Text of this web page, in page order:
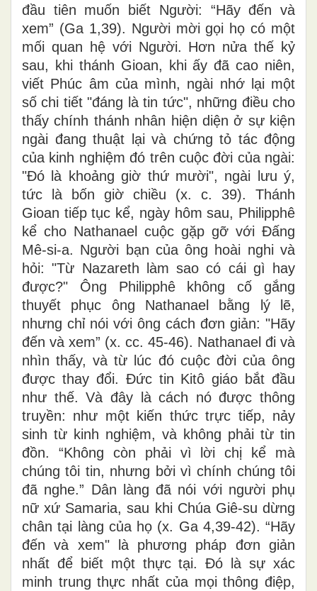
đầu tiên muốn biết Người: “Hãy đến và
xem” (Ga 1,39). Người mời gọi họ có một
mối quan hệ với Người. Hơn nửa thế kỷ
sau, khi thánh Gioan, khi ấy đã cao niên,
viết Phúc âm của mình, ngài nhớ lại một
số chi tiết "đáng là tin tức", những điều cho
thấy chính thánh nhân hiện diện ở sự kiện
ngài đang thuật lại và chứng tỏ tác động
của kinh nghiệm đó trên cuộc đời của ngài:
"Đó là khoảng giờ thứ mười", ngài lưu ý,
tức là bốn giờ chiều (x. c. 39). Thánh
Gioan tiếp tục kể, ngày hôm sau, Philipphê
kể cho Nathanael cuộc gặp gỡ với Đấng
Mê-si-a. Người bạn của ông hoài nghi và
hỏi: "Từ Nazareth làm sao có cái gì hay
được?" Ông Philipphê không cố gắng
thuyết phục ông Nathanael bằng lý lẽ,
nhưng chỉ nói với ông cách đơn giản: "Hãy
đến và xem” (x. cc. 45-46). Nathanael đi và
nhìn thấy, và từ lúc đó cuộc đời của ông
được thay đổi. Đức tin Kitô giáo bắt đầu
như thế. Và đây là cách nó được thông
truyền: như một kiến ​​thức trực tiếp, nảy
sinh từ kinh nghiệm, và không phải từ tin
đồn. “Không còn phải vì lời chị kể mà
chúng tôi tin, nhưng bởi vì chính chúng tôi
đã nghe.” Dân làng đã nói với người phụ
nữ xứ Samaria, sau khi Chúa Giê-su dừng
chân tại làng của họ (x. Ga 4,39-42). “Hãy
đến và xem" là phương pháp đơn giản
nhất để biết một thực tại. Đó là sự xác
minh trung thực nhất của mọi thông điệp,